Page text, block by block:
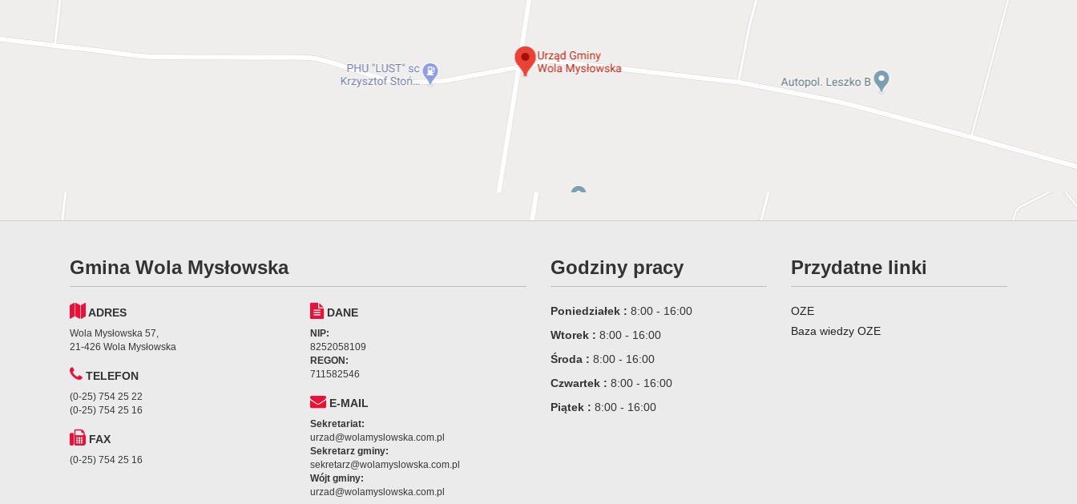
Gmina Wola Mysłowska
ADRES
Wola Mysłowska 57,
21-426 Wola Mysłowska
TELEFON
(0-25) 754 25 22
(0-25) 754 25 16
FAX
(0-25) 754 25 16
DANE
NIP:
8252058109
REGON:
711582546
E-MAIL
Sekretariat:
urzad@wolamyslowska.com.pl
Sekretarz gminy:
sekretarz@wolamyslowska.com.pl
Wójt gminy:
urzad@wolamyslowska.com.pl
Godziny pracy
Poniedziałek : 8:00 - 16:00
Wtorek : 8:00 - 16:00
Środa : 8:00 - 16:00
Czwartek : 8:00 - 16:00
Piątek : 8:00 - 16:00
Przydatne linki
OZE
Baza wiedzy OZE